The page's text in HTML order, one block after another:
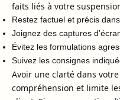
faits liés à votre
Restez factuel et précis
Joignez des captures
Évitez les formulations
Suivez les consignes
Avoir une clarté dans
compréhension et limite